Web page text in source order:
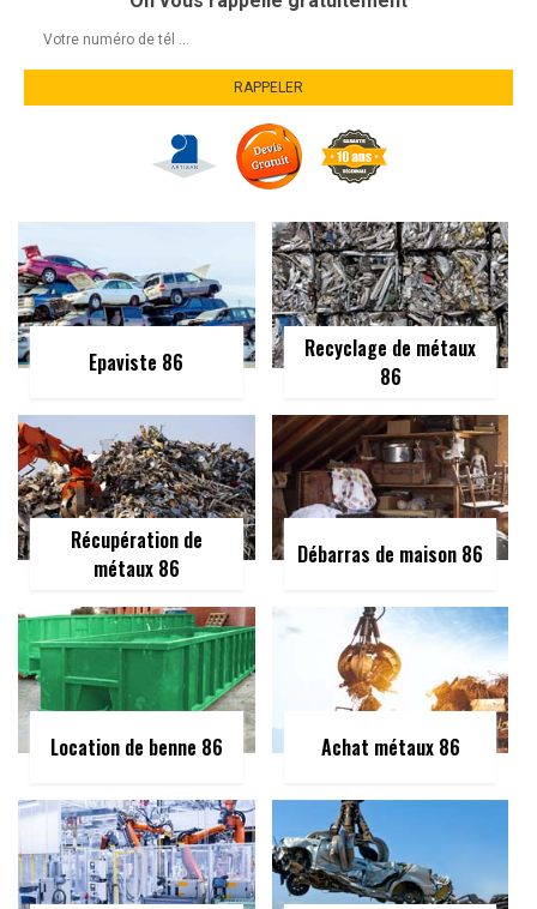
Epaviste 86
Recyclage de métaux
86
Récupération de
métaux 86
Débarras de maison 86
Location de benne 86 Achat métaux 86